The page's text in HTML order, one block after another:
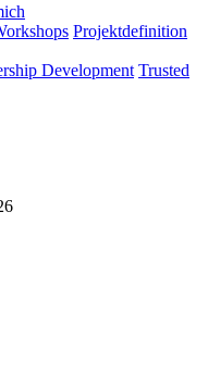
Projektdefinition
Development Trusted